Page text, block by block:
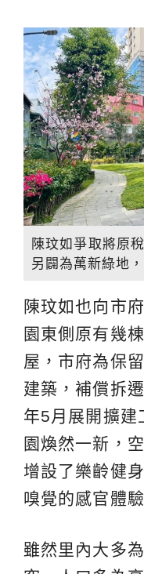
陳玟如爭取將原
另闢為萬新綠地
陳玟如也向市
園東側原有幾
屋，市府為保
建築，補償拆
年5月展開擴建
園煥然一新，
增設了樂齡健
嗅覺的感官體
雖然里內大多